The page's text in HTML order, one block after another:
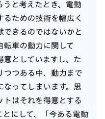
うと考えたとき、電動
るための技術を幅広く
できるのではないかと
転車の動力に関して
意としていますし、た
つつある中、動力まで
なってしまいます。思
トはそれを得意とする
とにして、「今ある電動